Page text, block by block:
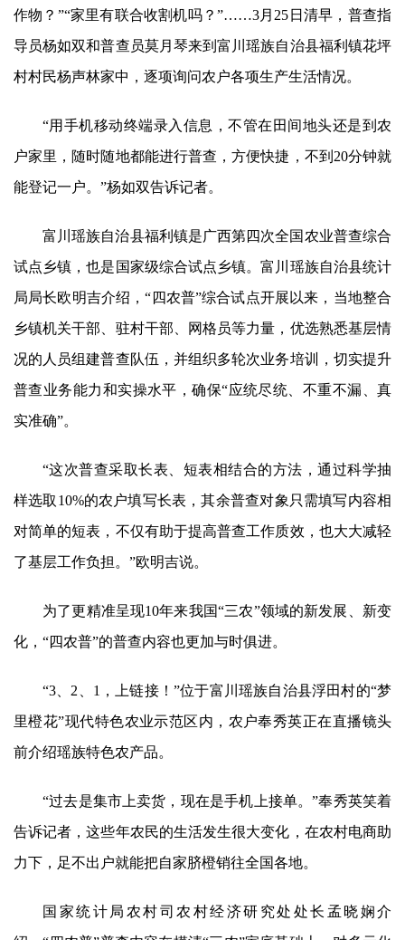
作物？”“家里有联合收割机吗？”……3月25日清早，普查指
导员杨如双和普查员莫月琴来到富川瑶族自治县福利镇花坪
村村民杨声林家中，逐项询问农户各项生产生活情况。
“用手机移动终端录入信息，不管在田间地头还是到农
户家里，随时随地都能进行普查，方便快捷，不到20分钟就
能登记一户。”杨如双告诉记者。
富川瑶族自治县福利镇是广西第四次全国农业普查综合
试点乡镇，也是国家级综合试点乡镇。富川瑶族自治县统计
局局长欧明吉介绍，“四农普”综合试点开展以来，当地整合
乡镇机关干部、驻村干部、网格员等力量，优选熟悉基层情
况的人员组建普查队伍，并组织多轮次业务培训，切实提升
普查业务能力和实操水平，确保“应统尽统、不重不漏、真
实准确”。
“这次普查采取长表、短表相结合的方法，通过科学抽
样选取10%的农户填写长表，其余普查对象只需填写内容相
对简单的短表，不仅有助于提高普查工作质效，也大大减轻
了基层工作负担。”欧明吉说。
为了更精准呈现10年来我国“三农”领域的新发展、新变
化，“四农普”的普查内容也更加与时俱进。
“3、2、1，上链接！”位于富川瑶族自治县浮田村的“梦
里橙花”现代特色农业示范区内，农户奉秀英正在直播镜头
前介绍瑶族特色农产品。
“过去是集市上卖货，现在是手机上接单。”奉秀英笑着
告诉记者，这些年农民的生活发生很大变化，在农村电商助
力下，足不出户就能把自家脐橙销往全国各地。
国家统计局农村司农村经济研究处处长孟晓娴介